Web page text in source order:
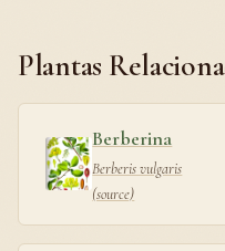
Plantas
Berberina
Berberis vulgaris
(source)